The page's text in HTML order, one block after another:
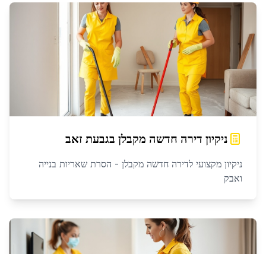
ניקיון דירה חדשה מקבלן בגבעת זאב
ניקיון מקצועי לדירה חדשה מקבלן - הסרת שאריות בנייה
ואבק